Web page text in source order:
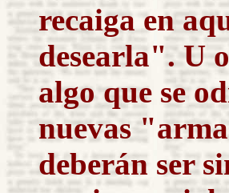
recaiga en
desearla". U
algo que se
nuevas
deberán ser